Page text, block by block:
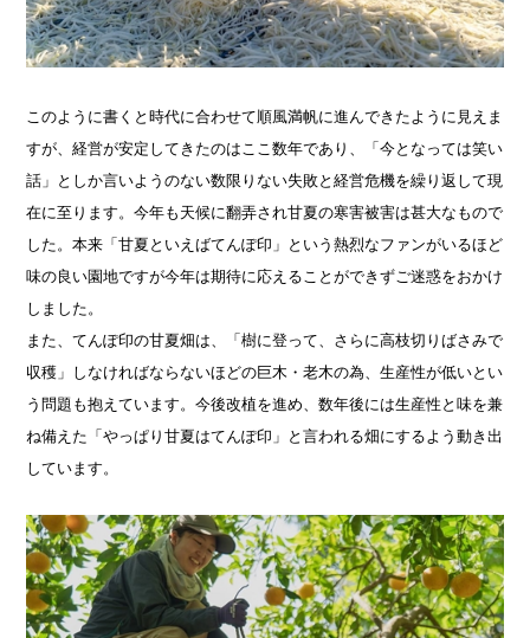
このように書くと時代に合わせて順風満帆に進んできたように見えま
すが、経営が安定してきたのはここ数年であり、「今となっては笑い
話」としか言いようのない数限りない失敗と経営危機を繰り返して現
在に至ります。今年も天候に翻弄され甘夏の寒害被害は甚大なもので
した。本来「甘夏といえばてんぽ印」という熱烈なファンがいるほど
味の良い園地ですが今年は期待に応えることができずご迷惑をおかけ
しました。
また、てんぽ印の甘夏畑は、「樹に登って、さらに高枝切りばさみで
収穫」しなければならないほどの巨木・老木の為、生産性が低いとい
う問題も抱えています。今後改植を進め、数年後には生産性と味を兼
ね備えた「やっぱり甘夏はてんぽ印」と言われる畑にするよう動き出
しています。